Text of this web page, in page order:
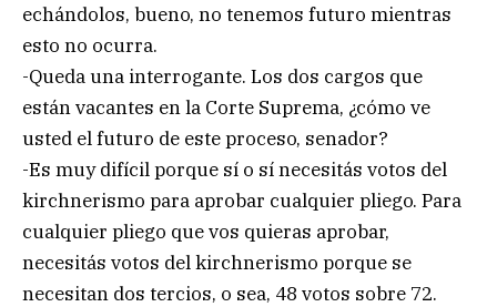
echándolos, bueno, no tenemos futuro mientras
esto no ocurra.
-Queda una interrogante. Los dos cargos que
están vacantes en la Corte Suprema, ¿cómo ve
usted el futuro de este proceso, senador?
-Es muy difícil porque sí o sí necesitás votos del
kirchnerismo para aprobar cualquier pliego. Para
cualquier pliego que vos quieras aprobar,
necesitás votos del kirchnerismo porque se
necesitan dos tercios, o sea, 48 votos sobre 72.